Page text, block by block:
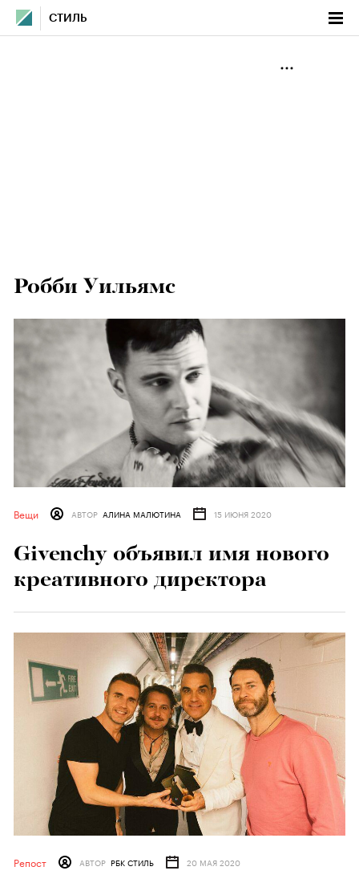
СТИЛЬ
Робби Уильямс
Вещи АВТОР АЛИНА МАЛЮТИНА 15 ИЮНЯ 2020
Givenchy объявил имя нового
креативного директора
Репост АВТОР РБК СТИЛЬ 20 МАЯ 2020